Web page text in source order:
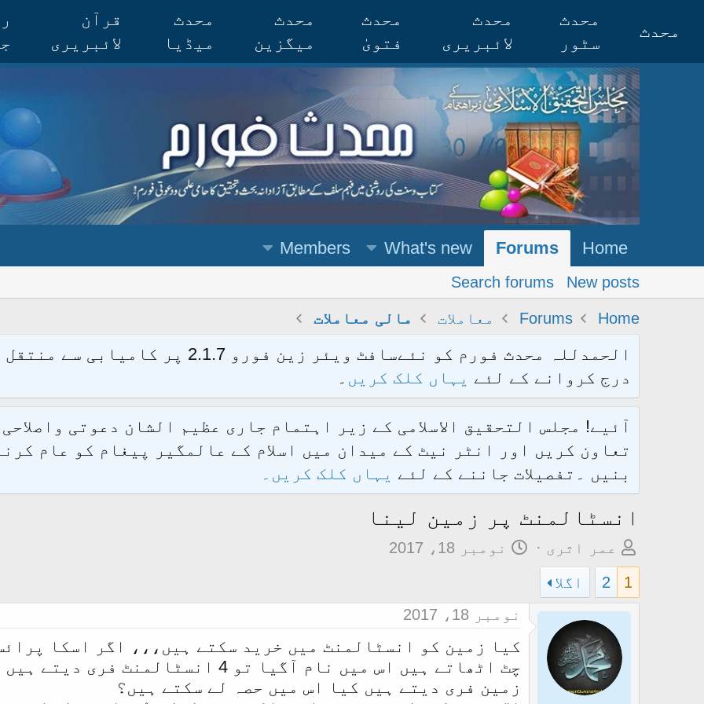
محدث
محدث
سٹور
محدث
لائبریری
محدث
فتویٰ
محدث
میگزین
محدث
میڈیا
قرآن
لائبریری
Home
Forums
What's new
Members
New posts
Search forums
Home
Forums معاملات مالی معاملات
الحمدللہ محدث فورم کو نئےسافٹ ویئر
درج کروانے کے لئے یہاں کلک کریں ۔
آئیے! مجلس التحقیق الاسلامی کے زیر اہتمام جاری عظیم الشان دعوتی
تعاون کریں اور انٹر نیٹ کے میدان میں اسلام کے عالمگیر پیغام کو عام
بنیں ۔تفصیلات جاننے کے لئے یہاں کلک کریں۔
انسٹالمنٹ پر زمین لینا
م
و
ض
و
ع
ک
ا
عمر اثری
ت
ی
آ
نومبر 18، 2017
1
2 اگلا
نومبر 18، 2017
کیا زمین کو انسٹالمنٹ میں خرید سکتے ہیں،،، اگر اسکا
زمین فری دیتے ہیں کیا اس میں حصہ لے سکتے ہیں؟